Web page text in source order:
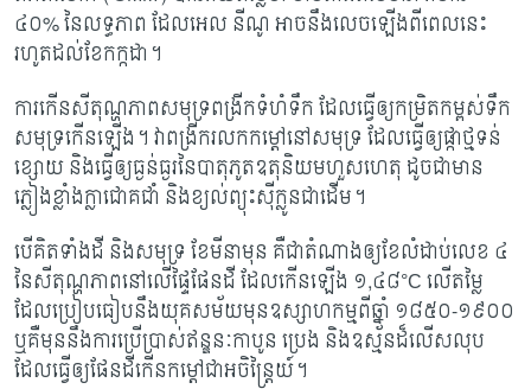
៤០% នៃលទ្ធភាព ដែលអេល នីណូ អាចនឹងលេចឡើងពីពេល​នេះ​
រហូត​​​ដល់​ខែ​កក្កដា។
ការកើនសីតុណ្ហភាពសមុទ្រពង្រីកទំហំទឹក ដែលធ្វើឲ្យកម្រិតកម្ពស់ទឹក
សមុទ្រកើនឡើង។ វា​ពង្រីករលកកម្តៅនៅសមុទ្រ ដែលធ្វើឲ្យផ្កាថ្មទន់
ខ្សោយ និងធ្វើឲ្យធ្ងន់ធ្ងរនៃបាតុភូតឧតុនិយម​ហួសហេតុ ដូចជាមាន
ភ្លៀងខ្លាំងក្លាជោគជាំ និងខ្យល់ព្យុះស៊ីក្លូនជាដើម។
បើគិតទាំងដី និងសមុទ្រ ខែមីនាមុន គឺជាតំណាងឲ្យខែលំដាប់លេខ ៤
នៃសីតុណ្ហភាព​នៅ​លើ​​ផ្ទៃផែនដី ដែលកើនឡើង ១,៤៨°Cលើតម្លៃ
ដែលប្រៀបធៀបនឹងយុគសម័យ​មុន​ឧស្សាហកម្មពីឆ្នាំ ១៨៥០-១៩០០
ឬគឺមុននឹងការប្រើប្រាស់ឥន្ឌនៈកាបូន ប្រេង និងឧស្ម័នដ៏​លើស​លុប
ដែលធ្វើឲ្យផែនដីកើនកម្តៅ​ជាអចិន្ត្រៃយ៍។